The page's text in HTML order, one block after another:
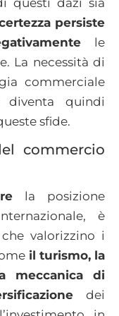
persiste
le
La necessità di
commerciale
diventa quindi
sfide.​
commercio
la posizione
è
valorizzino i
il turismo, la
meccanica di
dei